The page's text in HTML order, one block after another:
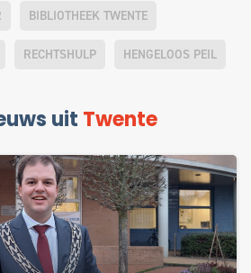
BIBLIOTHEEK TWENTE
RECHTSHULP HENGELOOS PEIL
uit Twente